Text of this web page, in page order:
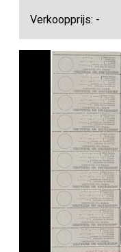
Verkoopprijs: -